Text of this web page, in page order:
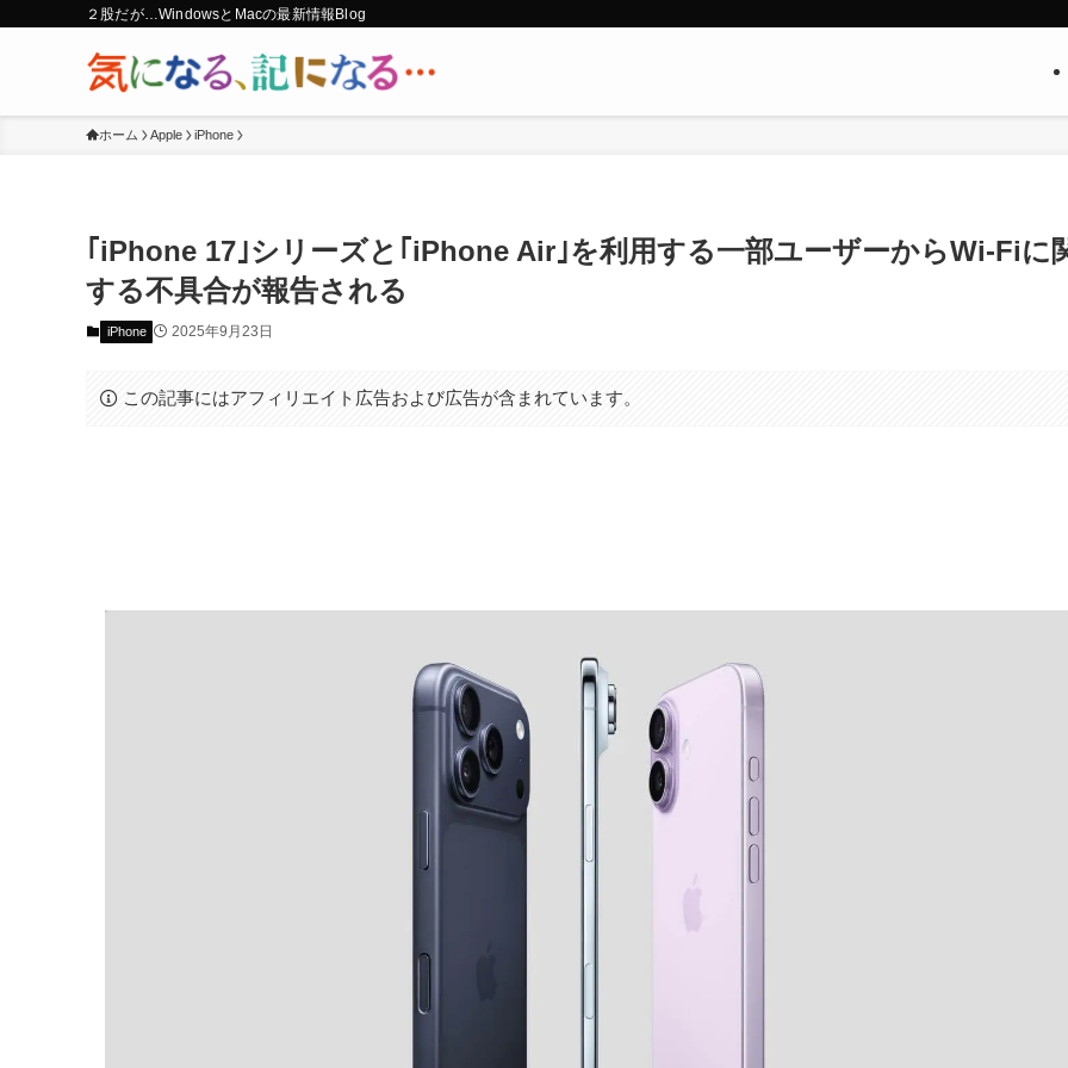
２股だが…WindowsとMacの最新情報Blog
ホーム Apple iPhone
｢iPhone 17｣シリーズと｢iPhone Air｣を利用する一部ユーザーからWi-Fiに
する不具合が報告される
iPhone 2025年9月23日
この記事にはアフィリエイト広告および広告が含まれています。